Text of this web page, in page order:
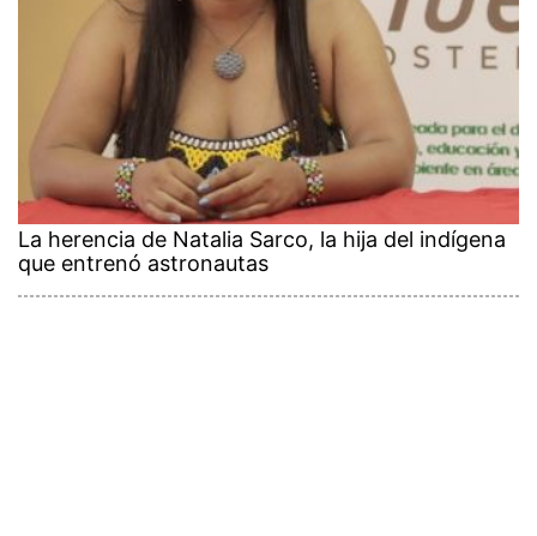
La herencia de Natalia Sarco, la hija del indígena
que entrenó astronautas